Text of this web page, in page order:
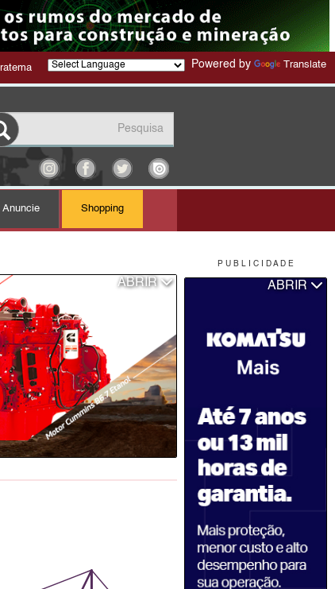
P U B L I C I D A D E
ABRIR
Powered by Translate
Anuncie Shopping
ABRIR